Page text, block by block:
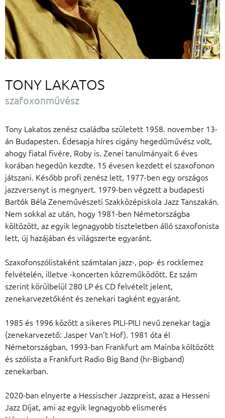
TONY LAKATOS
szafoxonművész
Tony Lakatos zenész családba született 1958. november 13-
án Budapesten. Édesapja híres cigány hegedűművész volt,
ahogy fiatal fivére, Roby is. Zenei tanulmányait 6 éves
korában hegedűn kezdte. 15 évesen kezdett el szaxofonon
játszani. Később profi zenész lett, 1977-ben egy országos
jazzversenyt is megnyert. 1979-ben végzett a budapesti
Bartók Béla Zeneművészeti Szakközépiskola Jazz Tanszakán.
Nem sokkal az után, hogy 1981-ben Németországba
költözött, az egyik legnagyobb tiszteletben álló szaxofonista
lett, új hazájában és világszerte egyaránt.
Szaxofonszólistaként számtalan jazz-, pop- és rocklemez
felvételén, illetve -koncerten közreműködött. Ez szám
szerint körülbelül 280 LP és CD felvételt jelent,
zenekarvezetőként és zenekari tagként egyaránt.
1985 és 1996 között a sikeres PILI-PILI nevű zenekar tagja
(zenekarvezető: Jasper Van’t Hof). 1981 óta él
Németországban, 1993-ban Frankfurt am Mainba költözött
és szólista a Frankfurt Radio Big Band (hr-Bigband)
zenekarban.
2020-ban elnyerte a Hessischer Jazzpreist, azaz a Hesseni
Jazz Díjat, ami az egyik legnagyobb elismerés